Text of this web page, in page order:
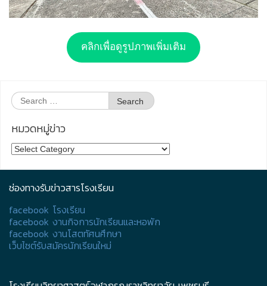
คลิกเพื่อดูรูปภาพเพิ่มเติม
Search
for:
หมวดหมู่ข่าว
หมวด
ช่องทางรับข่าวสารโรงเรียน
facebook โรงเรียน
facebook งานกิจการนักเรียนและหอพัก
facebook งานโสตทัศนศึกษา
เว็บไซต์รับสมัครนักเรียนใหม่